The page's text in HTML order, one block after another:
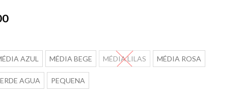
AZUL MÉDIA BEGE MÉDIA LILAS MÉDIA ROSA
AGUA PEQUENA